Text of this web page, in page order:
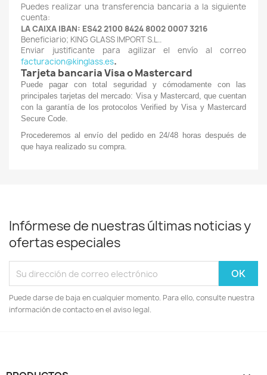
Puedes realizar una transferencia bancaria a la siguiente
cuenta:
LA CAIXA IBAN: ES42 2100 8424 8002 0007 3216
Beneficiario; KING GLASS IMPORT S.L..
Enviar justificante para agilizar el envío al correo
facturacion@kinglass.es.
Tarjeta bancaria Visa o Mastercard
Puede pagar con total seguridad y cómodamente con las
principales tarjetas del mercado: Visa y Mastercard, que cuentan
con la garantía de los protocolos Verified by Visa y Mastercard
Secure Code.
Procederemos al envío del pedido en 24/48 horas después de
que haya realizado su compra.
Infórmese de nuestras últimas noticias y
ofertas especiales
Puede darse de baja en cualquier momento. Para ello, consulte nuestra
información de contacto en el aviso legal.